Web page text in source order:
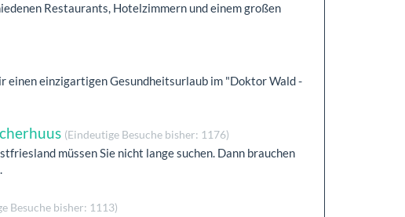
Restaurants, Hotelzimmern und einem großen
einen einzigartigen Gesundheitsurlaub im "Doktor Wald -
(Eindeutige Besuche bisher: 1176)
müssen Sie nicht lange suchen. Dann brauchen
Besuche bisher: 1113)